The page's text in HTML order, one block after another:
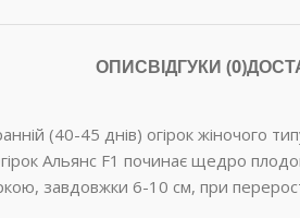
ОПИСВІДГУКИ (0)
(40-45 днів) огірок жіночого
Альянс F1 починає щедро
завдовжки 6-10 см, при